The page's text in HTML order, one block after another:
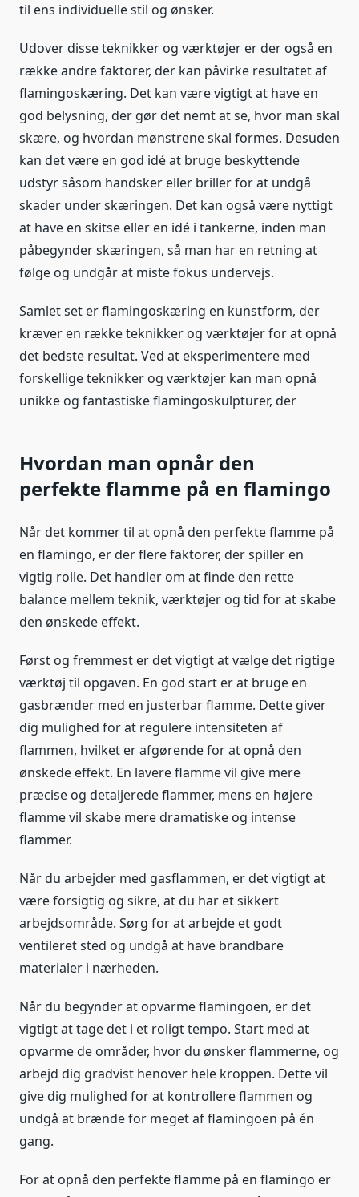
til ens individuelle stil og ønsker.
Udover disse teknikker og værktøjer er der også en
række andre faktorer, der kan påvirke resultatet af
flamingoskæring. Det kan være vigtigt at have en
god belysning, der gør det nemt at se, hvor man skal
skære, og hvordan mønstrene skal formes. Desuden
kan det være en god idé at bruge beskyttende
udstyr såsom handsker eller briller for at undgå
skader under skæringen. Det kan også være nyttigt
at have en skitse eller en idé i tankerne, inden man
påbegynder skæringen, så man har en retning at
følge og undgår at miste fokus undervejs.
Samlet set er flamingoskæring en kunstform, der
kræver en række teknikker og værktøjer for at opnå
det bedste resultat. Ved at eksperimentere med
forskellige teknikker og værktøjer kan man opnå
unikke og fantastiske flamingoskulpturer, der
Hvordan man opnår den
perfekte flamme på en flamingo
Når det kommer til at opnå den perfekte flamme på
en flamingo, er der flere faktorer, der spiller en
vigtig rolle. Det handler om at finde den rette
balance mellem teknik, værktøjer og tid for at skabe
den ønskede effekt.
Først og fremmest er det vigtigt at vælge det rigtige
værktøj til opgaven. En god start er at bruge en
gasbrænder med en justerbar flamme. Dette giver
dig mulighed for at regulere intensiteten af
flammen, hvilket er afgørende for at opnå den
ønskede effekt. En lavere flamme vil give mere
præcise og detaljerede flammer, mens en højere
flamme vil skabe mere dramatiske og intense
flammer.
Når du arbejder med gasflammen, er det vigtigt at
være forsigtig og sikre, at du har et sikkert
arbejdsområde. Sørg for at arbejde et godt
ventileret sted og undgå at have brandbare
materialer i nærheden.
Når du begynder at opvarme flamingoen, er det
vigtigt at tage det i et roligt tempo. Start med at
opvarme de områder, hvor du ønsker flammerne, og
arbejd dig gradvist henover hele kroppen. Dette vil
give dig mulighed for at kontrollere flammen og
undgå at brænde for meget af flamingoen på én
gang.
For at opnå den perfekte flamme på en flamingo er